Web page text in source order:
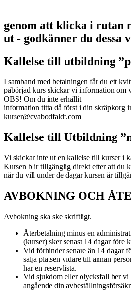
genom att klicka i rutan
ut - godkänner du dessa
Kallelse till utbildning
I samband med betalningen får du ett
påbörjad kurs skickar vi information om
OBS! Om du inte erhållit
information titta då först i din skräpkorg
kurser@evabodfaldt.com
Kallelse till Utbildning
Vi skickarinte ut en kallelse till kurser i
Kursen blir tillgänglig direkt efter att du
när du vill under de dagar kursen är
AVBOKNING OCH
Avbokning ska ske skriftligt.
Återbetalning minus en
(kurser) sker senast 14 dagar före
Vid förhindersenare än 14 dagar
sälja platsen vidare till annan
har en reservlista.
Vid sjukdom eller olycksfall ber vi
angående din